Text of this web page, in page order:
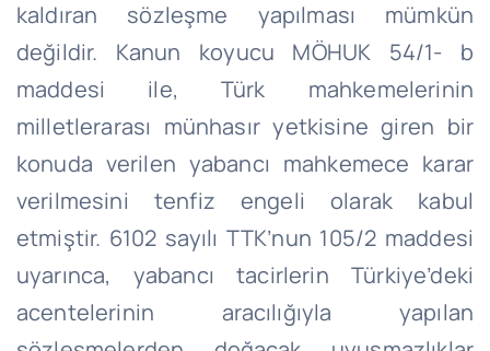
kaldıran sözleşme yapılması mümkün
değildir. Kanun koyucu MÖHUK 54/1- b
maddesi ile, Türk mahkemelerinin
milletlerarası münhasır yetkisine giren bir
konuda verilen yabancı mahkemece karar
verilmesini tenfiz engeli olarak kabul
etmiştir. 6102 sayılı TTK’nun 105/2 maddesi
uyarınca, yabancı tacirlerin Türkiye’deki
acentelerinin aracılığıyla yapılan